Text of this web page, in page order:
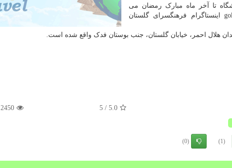
تا آخر ماه مبارک رمضان می
توانند به نشانی golestan.farhangsara اینستاگرام فرهنگسرای گلستان
هلال احمر، خیابان گلستان، جنب بوستان فدک واقع شده است.
5.0
/ 5
2450
(1)
(0)